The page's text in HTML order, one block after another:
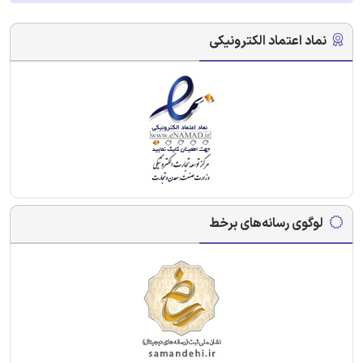
نماد اعتماد الکترونیکی
لوگوی رسانه‌های برخط